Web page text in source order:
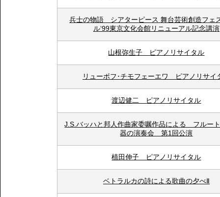
兵士の物語 シアターピース 舞台芸術創造フェ
ル‘99東京文化会館リニューアル記念講演
山根弥生子 ピアノリサイタル
リューボフ･チモフェーエワ ピアノリサイ
渡辺健二 ピアノリサイタル
J.S.バッハと邦人作曲家委嘱作品による フルー
器の演奏会 第1回公演
植田伸子 ピアノリサイタル
ベトラルカの詩による歌曲の夕べⅡ